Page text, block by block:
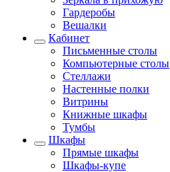
Гардеробы
Вешалки
Кабинет
Письменные столы
Компьютерные столы
Стеллажи
Настенные полки
Витрины
Книжные шкафы
Тумбы
Шкафы
Прямые шкафы
Шкафы-купе